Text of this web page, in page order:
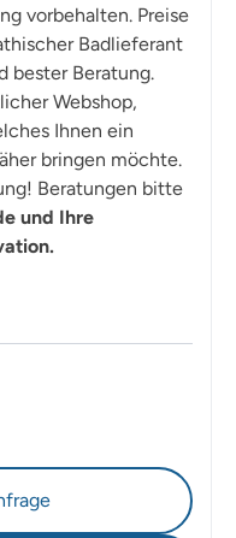
vorbehalten. Preise
Badlieferant
bester Beratung.
Webshop,
Ihnen ein
bringen möchte.
Beratungen bitte
und Ihre